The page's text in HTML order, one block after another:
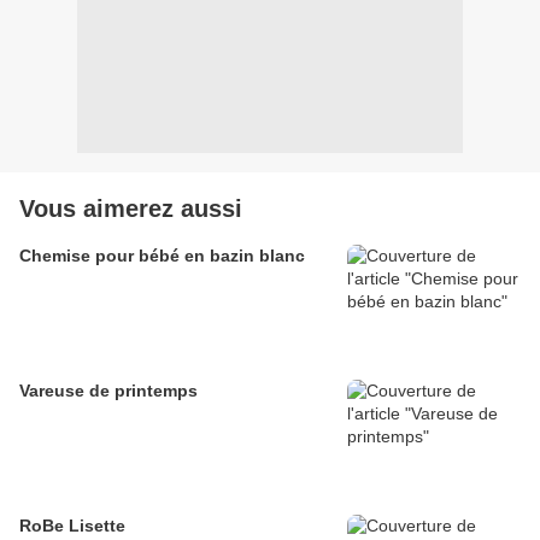
Vous aimerez aussi
Chemise pour bébé en bazin blanc
Vareuse de printemps
RoBe Lisette